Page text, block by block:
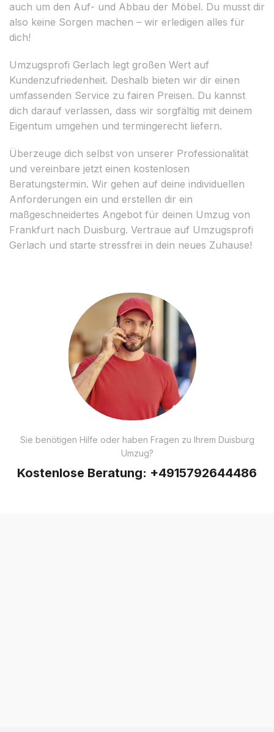
auch um den Auf- und Abbau der Möbel. Du musst dir
also keine Sorgen machen – wir erledigen alles für
dich!
Umzugsprofi Gerlach legt großen Wert auf
Kundenzufriedenheit. Deshalb bieten wir dir einen
umfassenden Service zu fairen Preisen. Du kannst
dich darauf verlassen, dass wir sorgfältig mit deinem
Eigentum umgehen und termingerecht liefern.
Überzeuge dich selbst von unserer Professionalität
und vereinbare jetzt einen kostenlosen
Beratungstermin. Wir gehen auf deine individuellen
Anforderungen ein und erstellen dir ein
maßgeschneidertes Angebot für deinen Umzug von
Frankfurt nach Duisburg. Vertraue auf Umzugsprofi
Gerlach und starte stressfrei in dein neues Zuhause!
Sie benötigen Hilfe oder haben Fragen zu Ihrem Duisburg
Umzug?
Kostenlose Beratung: +4915792644486